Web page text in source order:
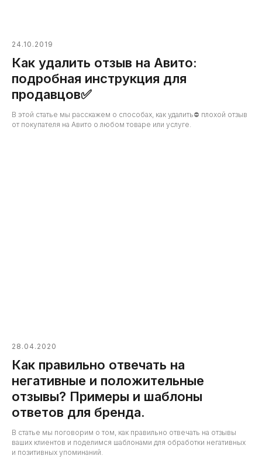
24.10.2019
Как удалить отзыв на Авито:
подробная инструкция для
продавцов✅
В этой статье мы расскажем о способах, как удалить⛔ плохой отзыв
от покупателя на Авито о любом товаре или услуге.
28.04.2020
Как правильно отвечать на
негативные и положительные
отзывы? Примеры и шаблоны
ответов для бренда.
В статье мы поговорим о том, как правильно отвечать на отзывы
ваших клиентов и поделимся шаблонами для обработки негативных
и позитивных упоминаний.